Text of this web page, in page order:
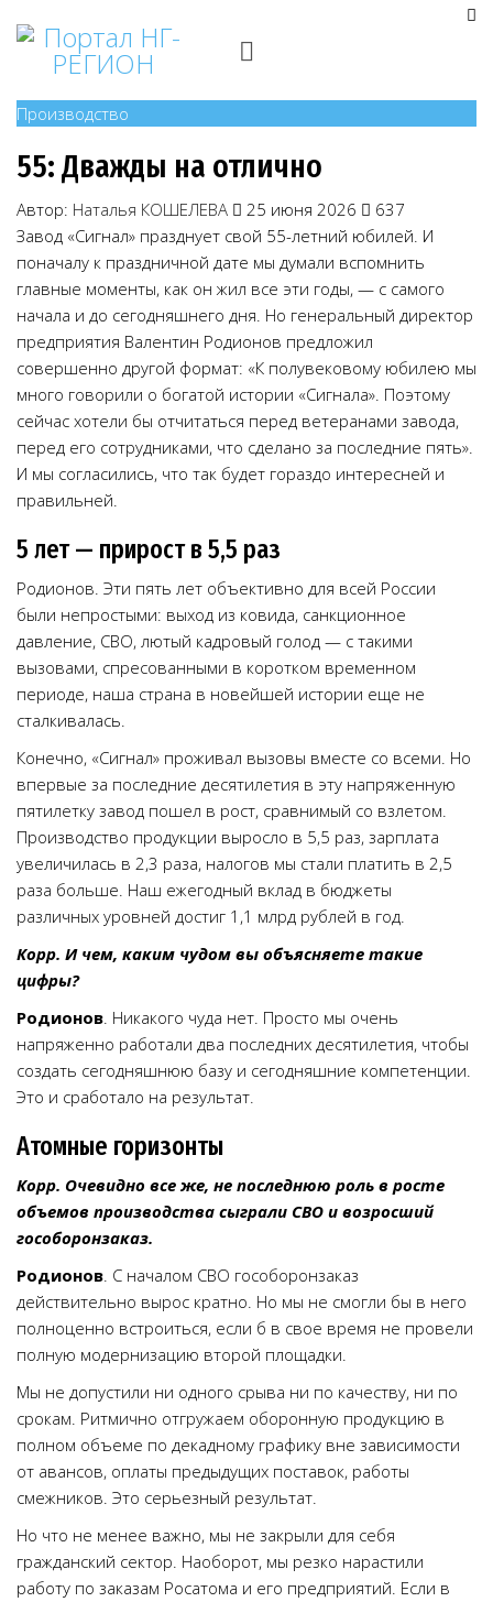
Производство
55: Дважды на отлично
Автор: Наталья КОШЕЛЕВА 25 июня 2026
637
Завод «Сигнал» празднует свой 55-летний юбилей. И
поначалу к праздничной дате мы думали вспомнить
главные моменты, как он жил все эти годы, — с самого
начала и до сегодняшнего дня. Но генеральный директор
предприятия Валентин Родионов предложил
совершенно другой формат: «К полувековому юбилею мы
много говорили о богатой истории «Сигнала». Поэтому
сейчас хотели бы отчитаться перед ветеранами завода,
перед его сотрудниками, что сделано за последние пять».
И мы согласились, что так будет гораздо интересней и
правильней.
5 лет — прирост в 5,5 раз
Родионов. Эти пять лет объективно для всей России
были непростыми: выход из ковида, санкционное
давление, СВО, лютый кадровый голод — с такими
вызовами, спресованными в коротком временном
периоде, наша страна в новейшей истории еще не
сталкивалась.
Конечно, «Сигнал» проживал вызовы вместе со всеми. Но
впервые за последние десятилетия в эту напряженную
пятилетку завод пошел в рост, сравнимый со взлетом.
Производство продукции выросло в 5,5 раз, зарплата
увеличилась в 2,3 раза, налогов мы стали платить в 2,5
раза больше. Наш ежегодный вклад в бюджеты
различных уровней достиг 1,1 млрд рублей в год.
Корр. И чем, каким чудом вы объясняете такие
цифры?
Родионов. Никакого чуда нет. Просто мы очень
напряженно работали два последних десятилетия, чтобы
создать сегодняшнюю базу и сегодняшние компетенции.
Это и сработало на результат.
Атомные горизонты
Корр. Очевидно все же, не последнюю роль в росте
объемов производства сыграли СВО и возросший
гособоронзаказ.
Родионов. С началом СВО гособоронзаказ
действительно вырос кратно. Но мы не смогли бы в него
полноценно встроиться, если б в свое время не провели
полную модернизацию второй площадки.
Мы не допустили ни одного срыва ни по качеству, ни по
срокам. Ритмично отгружаем оборонную продукцию в
полном объеме по декадному графику вне зависимости
от авансов, оплаты предыдущих поставок, работы
смежников. Это серьезный результат.
Но что не менее важно, мы не закрыли для себя
гражданский сектор. Наоборот, мы резко нарастили
работу по заказам Росатома и его предприятий. Если в